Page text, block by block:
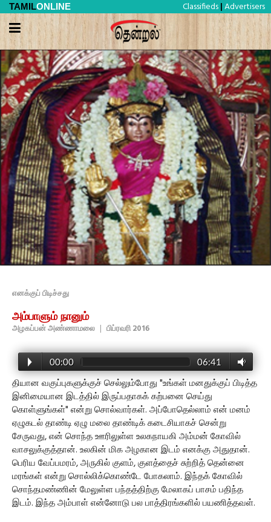
TAMILONLINE Classifieds | Advertisers
எனக்குப் பிடிச்சது
அம்பாளும் நானும்
அழகப்பன் அண்ணாமலை | பிப்ரவரி 2016
00:00 06:41
தியான வகுப்புகளுக்குச் செல்லும்போது "உங்கள் மனதுக்குப் பிடித்த
இனிமையான இடத்தில் இருப்பதாகக் கற்பனை செய்து
கொள்ளுங்கள்" என்று சொல்வார்கள். அப்போதெல்லாம் என் மனம்
ஏழுகடல் தாண்டி ஏழு மலை தாண்டிக் கடைசியாகச் சென்று
சேருவது, என் சொந்த ஊரிலுள்ள உலகநாயகி அம்மன் கோவில்
வாசலுக்குத்தான். உலகின் மிக அழகான இடம் எனக்கு அதுதான்.
பெரிய வேப்பமரம், அருகில் குளம், குளத்தைச் சுற்றித் தென்னை
மரங்கள் என்று சொல்லிக்கொண்டே போகலாம். இந்தக் கோவில்
சொந்தமண்ணின் மேலுள்ள பந்தத்திற்கு மேலாகப் பாசம் பதிந்த
இடம். இந்த அம்பாள் என்னோடு பல பாத்திரங்களில் பயணித்தவள்.